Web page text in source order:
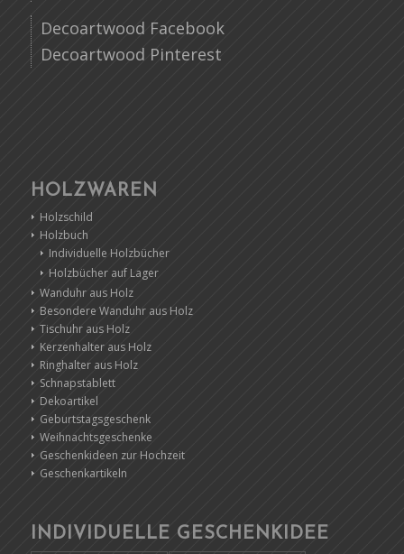
Decoartwood Facebook
Decoartwood Pinterest
HOLZWAREN
Holzschild
Holzbuch
Individuelle Holzbücher
Holzbücher auf Lager
Wanduhr aus Holz
Besondere Wanduhr aus Holz
Tischuhr aus Holz
Kerzenhalter aus Holz
Ringhalter aus Holz
Schnapstablett
Dekoartikel
Geburtstagsgeschenk
Weihnachtsgeschenke
Geschenkideen zur Hochzeit
Geschenkartikeln
INDIVIDUELLE GESCHENKIDEE